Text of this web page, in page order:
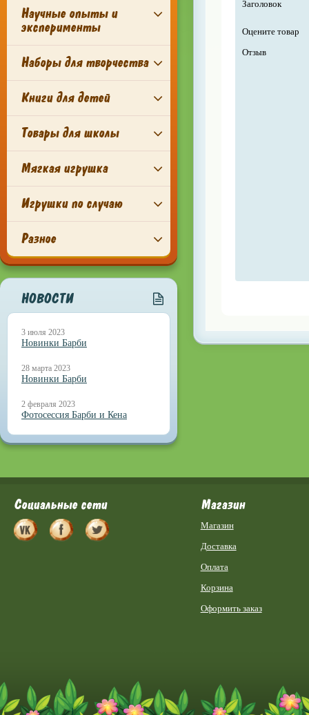
Научные опыты и
эксперименты
Наборы для творчества
Книги для детей
Товары для школы
Мягкая игрушка
Игрушки по случаю
Разное
НОВОСТИ
3 июля 2023
Новинки Барби
28 марта 2023
Новинки Барби
2 февраля 2023
Фотосессия Барби и Кена
Заголовок
Оцените товар
Отзыв
Социальные сети Магазин
Магазин
Доставка
Оплата
Корзина
Оформить заказ